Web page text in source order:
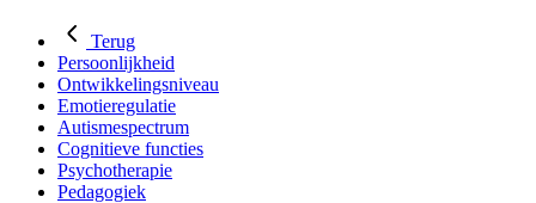
Terug
Persoonlijkheid
Ontwikkelingsniveau
Emotieregulatie
Autismespectrum
Cognitieve functies
Psychotherapie
Pedagogiek